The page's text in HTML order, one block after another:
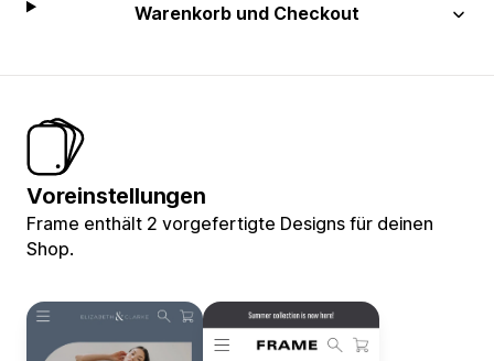
Warenkorb und Checkout
Voreinstellungen
Frame enthält 2 vorgefertigte Designs für deinen
Shop.